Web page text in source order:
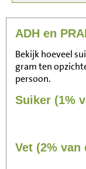
ADH en
Bekijk hoeveel
gram ten
persoon.
Suiker (1%
Vet (2% van